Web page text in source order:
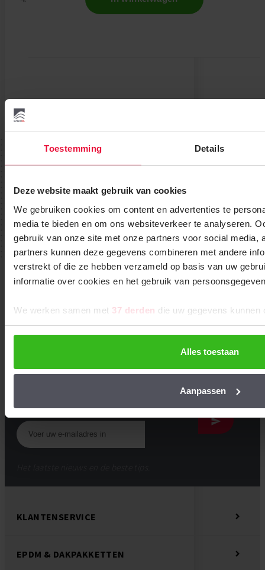
Toestemming Details
Deze website maakt gebruik van cookies
We gebruiken cookies om content en advertenties te
media te bieden en om ons websiteverkeer te analyseren.
gebruik van onze site met onze partners voor social media,
partners kunnen deze gegevens combineren met andere
verstrekt of die ze hebben verzameld op basis van uw
informatie over cookies en het gebruik van
We werken samen met 37 derden die uw gegevens kunnen
Alles toestaan
Aanpassen
Tot het helemaal op uw dak ligt.
Bekijk instructievideo
Bel: +31 (0)85-0656814
Of ontvang onze handige tips & tricks!
KLANTENSERVICE
EPDM & DAKPAKKETTEN